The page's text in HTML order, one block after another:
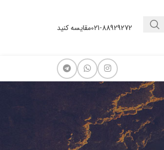
021-88929272مقایسه کنید